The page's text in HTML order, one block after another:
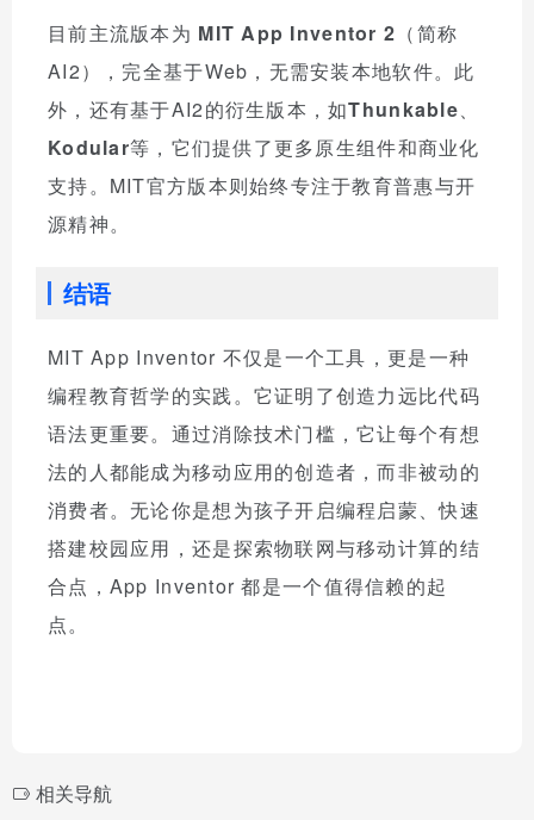
目前主流版本为 MIT App Inventor 2 （简称
AI2），完全基于Web，无需安装本地软件。此
外，还有基于AI2的衍生版本，如Thunkable、
Kodular等，它们提供了更多原生组件和商业化
支持。MIT官方版本则始终专注于教育普惠与开
源精神。
结语
MIT App Inventor 不仅是一个工具，更是一种
编程教育哲学的实践。它证明了创造力远比代码
语法更重要。通过消除技术门槛，它让每个有想
法的人都能成为移动应用的创造者，而非被动的
消费者。无论你是想为孩子开启编程启蒙、快速
搭建校园应用，还是探索物联网与移动计算的结
合点，App Inventor 都是一个值得信赖的起
点。
相关导航